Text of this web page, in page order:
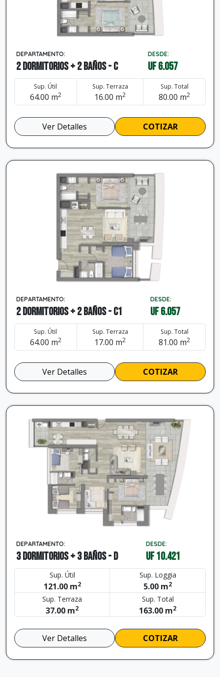
DEPARTAMENTO:
2 dormitorios + 2 baños - C
DESDE:
UF 6.057
Sup. Útil
64.00 m2
Sup. Terraza
16.00 m2
Sup. Total
80.00 m2
Ver Detalles COTIZAR
DEPARTAMENTO:
2 dormitorios + 2 baños - C1
DESDE:
UF 6.057
Sup. Útil
64.00 m2
Sup. Terraza
17.00 m2
Sup. Total
81.00 m2
Ver Detalles COTIZAR
DEPARTAMENTO:
3 dormitorios + 3 baños - D
DESDE:
UF 10.421
Sup. Útil
121.00 m2
Sup. Loggia
5.00 m2
Sup. Terraza
37.00 m2
Sup. Total
163.00 m2
Ver Detalles COTIZAR